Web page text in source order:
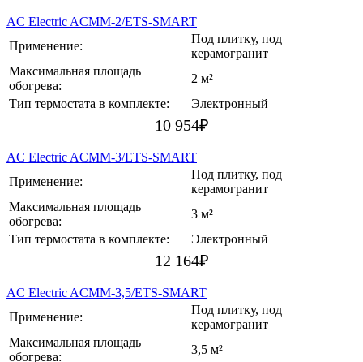
AC Electric ACMM-2/ETS-SMART
Применение:
Под плитку, под
керамогранит
Максимальная площадь
обогрева:
2 м²
Тип термостата в комплекте:
Электронный
10 954₽
AC Electric ACMM-3/ETS-SMART
Применение:
Под плитку, под
керамогранит
Максимальная площадь
обогрева:
3 м²
Тип термостата в комплекте:
Электронный
12 164₽
AC Electric ACMM-3,5/ETS-SMART
Применение:
Под плитку, под
керамогранит
Максимальная площадь
обогрева:
3,5 м²